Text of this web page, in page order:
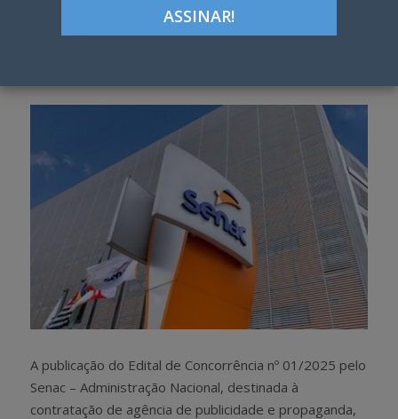
a
r
e
e
A publicação do Edital de Concorrência nº 01/2025 pelo
Senac – Administração Nacional, destinada à
contratação de agência de publicidade e propaganda,